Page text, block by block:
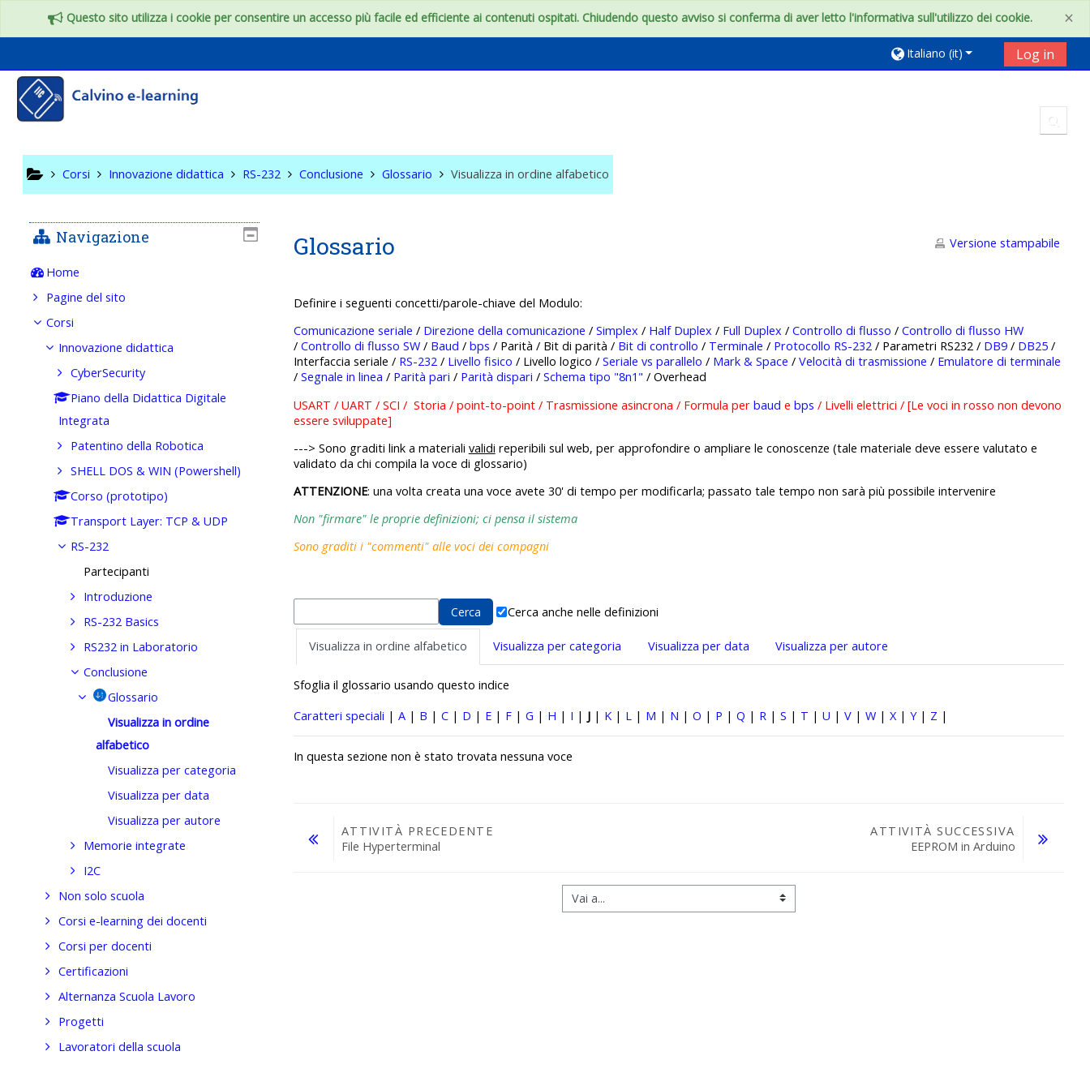
×
Questo sito utilizza i cookie per consentire un accesso più facile ed efficiente ai contenuti ospitati. Chiudendo questo avviso si conferma di aver letto l'informativa sull'utilizzo dei cookie.
Italiano ‎(it)‎ Log in
Corsi Innovazione didattica RS-232 Conclusione Glossario Visualizza in ordine alfabetico
Glossario Versione stampabile
Definire i seguenti concetti/parole-chiave del Modulo:
Comunicazione seriale / Direzione della comunicazione / Simplex / Half Duplex / Full Duplex / Controllo di flusso / Controllo di flusso HW
/ Controllo di flusso SW/ Baud / bps / Parità / Bit di parità / Bit di controllo / Terminale / Protocollo RS-232/ Parametri RS232 / DB9/ DB25/
Interfaccia seriale / RS-232/ Livello fisico / Livello logico / Seriale vs parallelo / Mark & Space / Velocità di trasmissione / Emulatore di terminale
/ Segnale in linea / Parità pari / Parità dispari / Schema tipo "8n1" / Overhead
USART / UART / SCI / Storia / point-to-point / Trasmissione asincrona / Formula per baud e bps / Livelli elettrici / [Le voci in rosso non devono
essere sviluppate]
---> Sono graditi link a materiali validi reperibili sul web, per approfondire o ampliare le conoscenze (tale materiale deve essere valutato e
validato da chi compila la voce di glossario)
ATTENZIONE: una volta creata una voce avete 30' di tempo per modificarla; passato tale tempo non sarà più possibile intervenire
Non "firmare" le proprie definizioni; ci pensa il sistema
Sono graditi i "commenti" alle voci dei compagni
Cerca anche nelle definizioni
Visualizza in ordine alfabetico Visualizza per categoria Visualizza per data Visualizza per autore
Sfoglia il glossario usando questo indice
Caratteri speciali | A| B | C| D | E| F| G | H | I | J| K| L| M | N | O | P | Q | R| S | T | U | V| W| X| Y| Z |
In questa sezione non è stato trovata nessuna voce
ATTIVITÀ PRECEDENTE
File Hyperterminal
ATTIVITÀ SUCCESSIVA
EEPROM in Arduino
Navigazione
Home
Pagine del sito
Corsi
Innovazione didattica
CyberSecurity
Piano della Didattica Digitale
Integrata
Patentino della Robotica
SHELL DOS & WIN (Powershell)
Corso (prototipo)
Transport Layer: TCP & UDP
RS-232
Partecipanti
Introduzione
RS-232 Basics
RS232 in Laboratorio
Conclusione
Glossario
Visualizza in ordine
alfabetico
Visualizza per categoria
Visualizza per data
Visualizza per autore
Memorie integrate
I2C
Non solo scuola
Corsi e-learning dei docenti
Corsi per docenti
Certificazioni
Alternanza Scuola Lavoro
Progetti
Lavoratori della scuola